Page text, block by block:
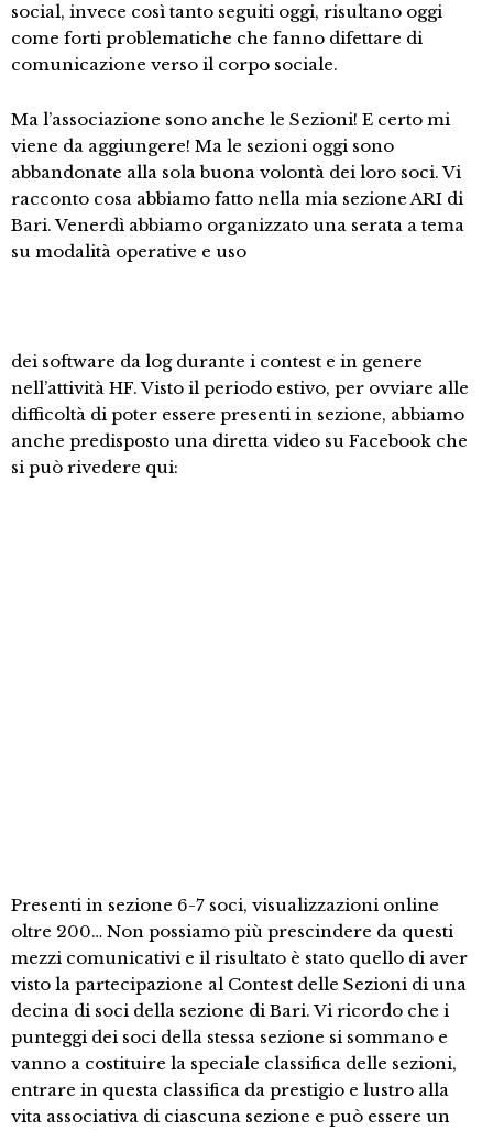
social, invece così tanto seguiti oggi, risultano oggi
come forti problematiche che fanno difettare di
comunicazione verso il corpo sociale.
Ma l’associazione sono anche le Sezioni! E certo mi
viene da aggiungere! Ma le sezioni oggi sono
abbandonate alla sola buona volontà dei loro soci. Vi
racconto cosa abbiamo fatto nella mia sezione ARI di
Bari. Venerdì abbiamo organizzato una serata a tema
su modalità operative e uso
dei software da log durante i contest e in genere
nell’attività HF. Visto il periodo estivo, per ovviare alle
difficoltà di poter essere presenti in sezione, abbiamo
anche predisposto una diretta video su Facebook che
si può rivedere qui:
Presenti in sezione 6-7 soci, visualizzazioni online
oltre 200… Non possiamo più prescindere da questi
mezzi comunicativi e il risultato è stato quello di aver
visto la partecipazione al Contest delle Sezioni di una
decina di soci della sezione di Bari. Vi ricordo che i
punteggi dei soci della stessa sezione si sommano e
vanno a costituire la speciale classifica delle sezioni,
entrare in questa classifica da prestigio e lustro alla
vita associativa di ciascuna sezione e può essere un